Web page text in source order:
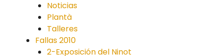
Noticias
Plantà
Talleres
Fallas 2010
2-Exposición del Ninot